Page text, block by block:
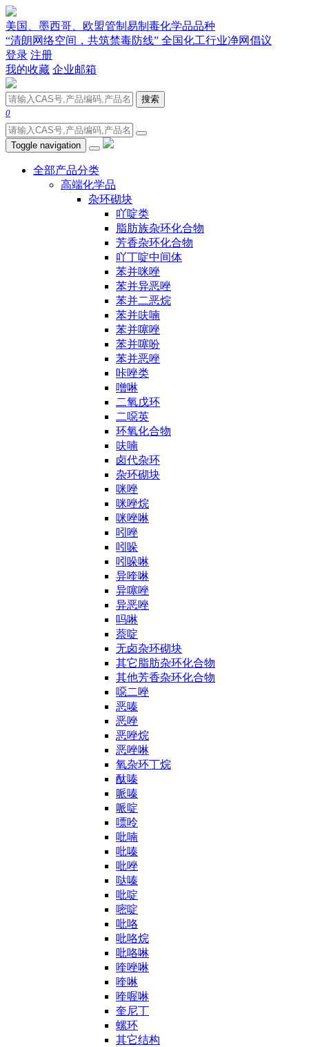
美国、墨西哥、欧盟管制易制毒化学品品种
“清朗网络空间，共筑禁毒防线” 全国化工行业净网倡议
登录 注册
我的收藏 企业邮箱
搜索
0
Toggle navigation
全部产品分类
高端化学品
杂环砌块
吖啶类
脂肪族杂环化合物
芳香杂环化合物
吖丁啶中间体
苯并咪唑
苯并异恶唑
苯并二恶烷
苯并呋喃
苯并噻唑
苯并噻吩
苯并恶唑
咔唑类
噌啉
二氧戊环
二噁英
环氧化合物
呋喃
卤代杂环
杂环砌块
咪唑
咪唑烷
咪唑啉
吲唑
吲哚
吲哚啉
异喹啉
异噻唑
异恶唑
吗啉
萘啶
无卤杂环砌块
其它脂肪杂环化合物
其他芳香杂环化合物
噁二唑
恶嗪
恶唑
恶唑烷
恶唑啉
氧杂环丁烷
酞嗪
哌嗪
哌啶
嘌呤
吡喃
吡嗪
吡唑
哒嗪
吡啶
嘧啶
吡咯
吡咯烷
吡咯啉
喹唑啉
喹啉
喹喔啉
奎尼丁
螺环
其它结构